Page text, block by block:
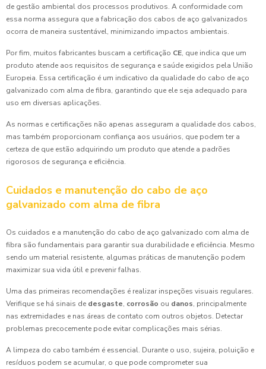
de gestão ambiental dos processos produtivos. A conformidade com
essa norma assegura que a fabricação dos cabos de aço galvanizados
ocorra de maneira sustentável, minimizando impactos ambientais.
Por fim, muitos fabricantes buscam a certificação CE, que indica que um
produto atende aos requisitos de segurança e saúde exigidos pela União
Europeia. Essa certificação é um indicativo da qualidade do cabo de aço
galvanizado com alma de fibra, garantindo que ele seja adequado para
uso em diversas aplicações.
As normas e certificações não apenas asseguram a qualidade dos cabos,
mas também proporcionam confiança aos usuários, que podem ter a
certeza de que estão adquirindo um produto que atende a padrões
rigorosos de segurança e eficiência.
Cuidados e manutenção do cabo de aço
galvanizado com alma de fibra
Os cuidados e a manutenção do cabo de aço galvanizado com alma de
fibra são fundamentais para garantir sua durabilidade e eficiência. Mesmo
sendo um material resistente, algumas práticas de manutenção podem
maximizar sua vida útil e prevenir falhas.
Uma das primeiras recomendações é realizar inspeções visuais regulares.
Verifique se há sinais de desgaste, corrosão ou danos, principalmente
nas extremidades e nas áreas de contato com outros objetos. Detectar
problemas precocemente pode evitar complicações mais sérias.
A limpeza do cabo também é essencial. Durante o uso, sujeira, poluição e
resíduos podem se acumular, o que pode comprometer sua